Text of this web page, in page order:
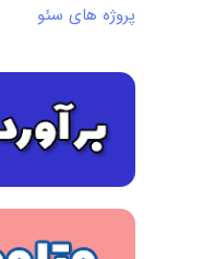
پروژه های سئو